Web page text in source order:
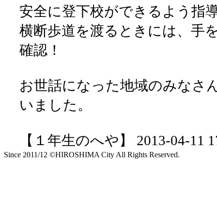
安全に登下校ができるよう指
横断歩道を渡るときには、手
確認！
お世話になった地域のみなさ
いました。
【１年生のへや】 2013-04-11
Since 2011/12 ©HIROSHIMA City All Rights Reserved.